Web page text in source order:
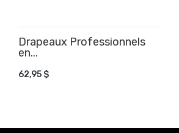
Drapeaux Professionnels
en...
62,95 $